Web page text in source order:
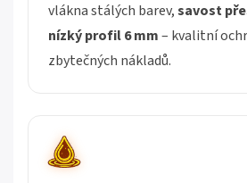
vlákna stálých barev,savost
nízký profil 6 mm– kvalitní
zbytečných nákladů.